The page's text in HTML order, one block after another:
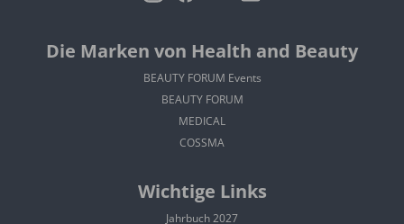
Die Marken von Health and Beauty
BEAUTY FORUM Events
BEAUTY FORUM
MEDICAL
COSSMA
Wichtige Links
Jahrbuch 2027